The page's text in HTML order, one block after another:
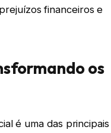
financeiros e
os
é uma das principais